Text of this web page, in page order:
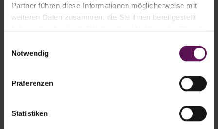
Partner führen diese Informationen möglicherweise mit
weiteren Daten zusammen, die Sie ihnen bereitgestellt
haben oder die sie im Rahmen Ihrer Nutzung der Dienste
Notwendig
Präferenzen
Statistiken
MEHR ERFAHREN
Ökologische Nachhaltigkeit
Weiterentwickung von Folien; auch mit hohem
Weniger Energie-, Flächen-, Material- und